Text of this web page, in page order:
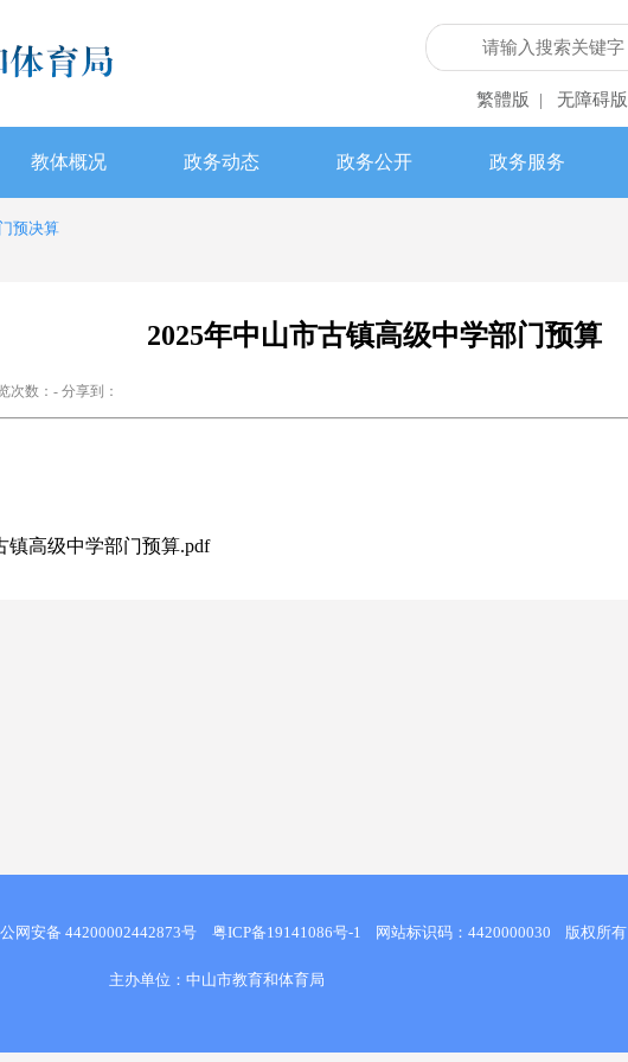
繁體版 无障碍版
教体概况 政务动态 政务公开 政务服务
预决算
2025年中山市古镇高级中学部门预算
次数： - 分享到：
镇高级中学部门预算.pdf
网安备 44200002442873号 粤ICP备19141086号-1 网站标识码：4420000030 版权所有
主办单位：中山市教育和体育局